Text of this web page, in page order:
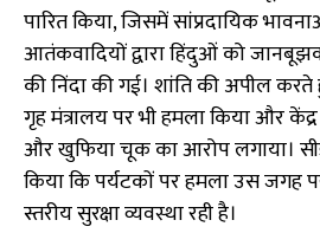
पारित किया, जिसमें सांप्रदायिक
आतंकवादियों द्वारा हिंदुओं को
की निंदा की गई। शांति की अपील करते
गृह मंत्रालय पर भी हमला किया और
और खुफिया चूक का आरोप लगाया।
किया कि पर्यटकों पर हमला उस जगह
स्तरीय सुरक्षा व्यवस्था रही है।